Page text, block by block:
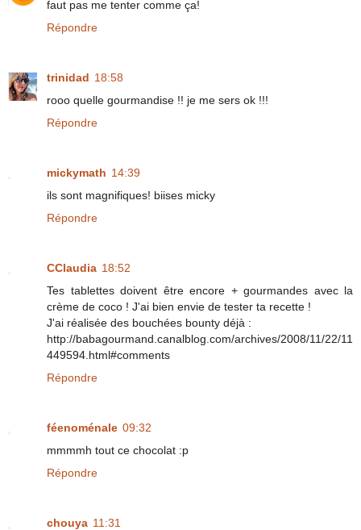
faut pas me tenter comme ça!
Répondre
trinidad 18:58
rooo quelle gourmandise !! je me sers ok !!!
Répondre
mickymath 14:39
ils sont magnifiques! biises micky
Répondre
CClaudia 18:52
Tes tablettes doivent être encore + gourmandes avec la
crème de coco ! J'ai bien envie de tester ta recette !
J'ai réalisée des bouchées bounty déjà :
http://babagourmand.canalblog.com/archives/2008/11/22/11
449594.html#comments
Répondre
féenoménale 09:32
mmmmh tout ce chocolat :p
Répondre
chouya 11:31